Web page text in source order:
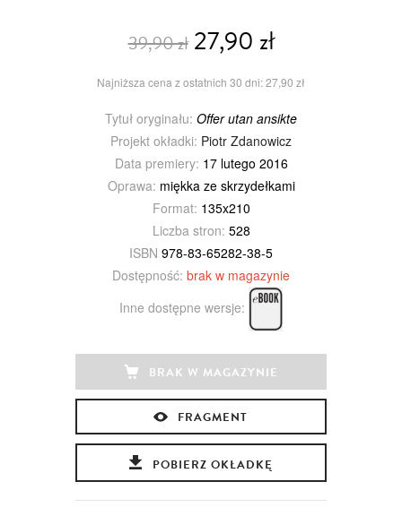
39,90 zł27,90 zł
Najniższa cena z ostatnich 30 dni: 27,90 zł
Tytuł oryginału: Offer utan ansikte
Projekt okładki: Piotr Zdanowicz
Data premiery: 17 lutego 2016
Oprawa: miękka ze skrzydełkami
Format: 135x210
Liczba stron: 528
ISBN 978-83-65282-38-5
Dostępność: brak w magazynie
Inne dostępne wersje:
BRAK W MAGAZYNIE
FRAGMENT
POBIERZ OKŁADKĘ